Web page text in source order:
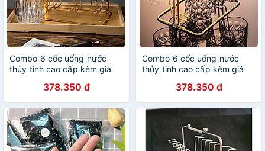
Combo 6 cốc uống nước
thủy tinh cao cấp kèm giá
378.350 đ
Combo 6 cốc uống nước
thủy tinh cao cấp kèm giá
378.350 đ